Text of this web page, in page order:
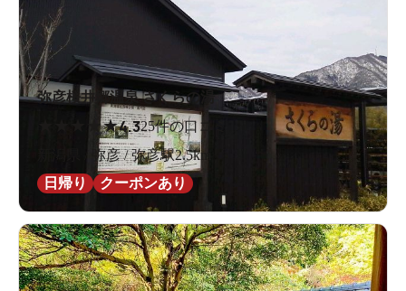
弥彦桜井郷温泉 さくらの湯
★★4.325件の口コミ
新潟県 / 弥彦 / 弥彦駅2.5km
日帰り
クーポンあり